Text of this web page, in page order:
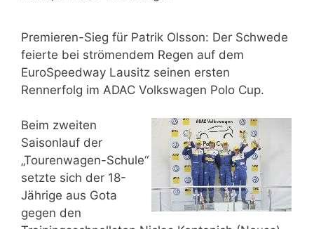
Premieren-Sieg für Patrik Olsson: Der Schwede
feierte bei strömendem Regen auf dem
EuroSpeedway Lausitz seinen ersten
Rennerfolg im ADAC Volkswagen Polo Cup.
Beim zweiten
Saisonlauf der
„Tourenwagen-Schule“
setzte sich der 18-
Jährige aus Gota
gegen den